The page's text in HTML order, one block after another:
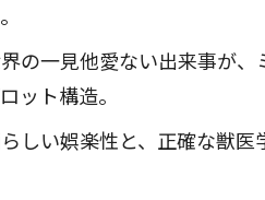
の一見他愛ない出来事が
ット構造。
しい娯楽性と、正確な獣